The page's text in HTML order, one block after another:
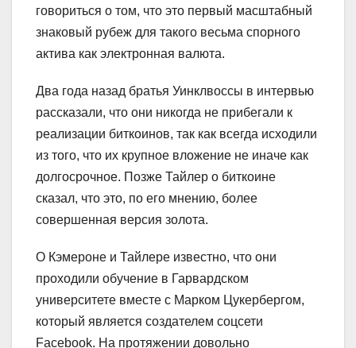
говориться о том, что это первый масштабный
знаковый рубеж для такого весьма спорного
актива как электронная валюта.
Два года назад братья Уинклвоссы в интервью
рассказали, что они никогда не прибегали к
реализации биткоинов, так как всегда исходили
из того, что их крупное вложение не иначе как
долгосрочное. Позже Тайлер о биткоине
сказал, что это, по его мнению, более
совершенная версия золота.
О Кэмероне и Тайлере известно, что они
проходили обучение в Гарвардском
университете вместе с Марком Цукербергом,
который является создателем соцсети
Facebook. На протяжении довольно